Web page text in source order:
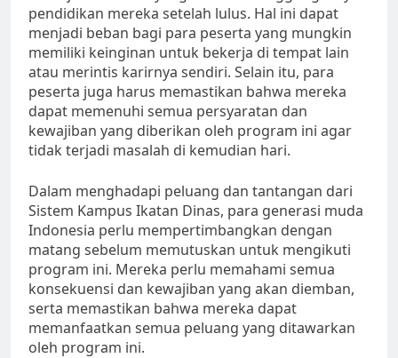
pendidikan mereka setelah lulus. Hal ini dapat
menjadi beban bagi para peserta yang mungkin
memiliki keinginan untuk bekerja di tempat lain
atau merintis karirnya sendiri. Selain itu, para
peserta juga harus memastikan bahwa mereka
dapat memenuhi semua persyaratan dan
kewajiban yang diberikan oleh program ini agar
tidak terjadi masalah di kemudian hari.
Dalam menghadapi peluang dan tantangan dari
Sistem Kampus Ikatan Dinas, para generasi muda
Indonesia perlu mempertimbangkan dengan
matang sebelum memutuskan untuk mengikuti
program ini. Mereka perlu memahami semua
konsekuensi dan kewajiban yang akan diemban,
serta memastikan bahwa mereka dapat
memanfaatkan semua peluang yang ditawarkan
oleh program ini.